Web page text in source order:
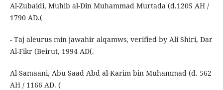
Al-Zubaidi, Muhib al-Din Muhammad Murtada (d.1205 AH /
1790 AD.(
- Taj aleurus min jawahir alqamws, verified by Ali Shiri, Dar
Al-Fikr (Beirut, 1994 AD(.
Al-Samaani, Abu Saad Abd al-Karim bin Muhammad (d. 562
AH / 1166 AD. (